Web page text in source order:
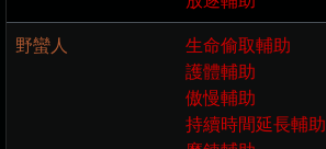
野蠻人
生命偷取輔助
護體輔助
傲慢輔助
持續時間延長輔助